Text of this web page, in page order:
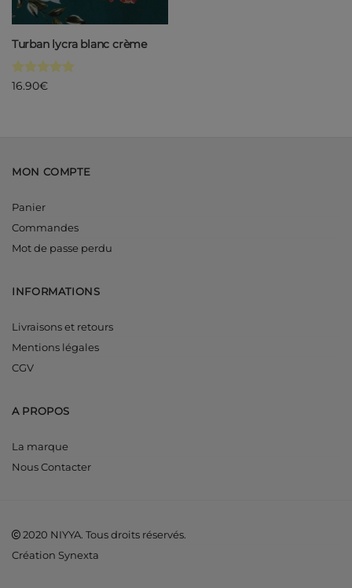
Turban lycra blanc crème
Note5
16.90€
MON COMPTE
Panier
Commandes
Mot de passe perdu
INFORMATIONS
Livraisons et retours
Mentions légales
CGV
A PROPOS
La marque
Nous Contacter
2020 NIYYA. Tous droits réservés.
Création Synexta